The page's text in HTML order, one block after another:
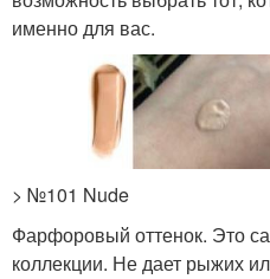
именно для вас.
> №101 Nude
Фарфоровый оттенок. Это
коллекции. Не дает рыжих